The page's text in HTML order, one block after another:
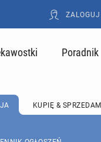
ZALOGUJ
Poradnik
KUPIĘ & SPRZEDAM